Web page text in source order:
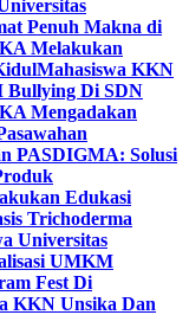
Penuh Makna di
Melakukan
Mahasiswa KKN
Bullying Di SDN
Mengadakan
PASDIGMA: Solusi
Edukasi
Trichoderma
Universitas
UMKM
Fest Di
KKN Unsika Dan